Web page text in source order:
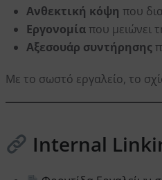
Ανθεκτική κόψη που
Εργονομίαπου μειώνει
Αξεσουάρ συντήρησης
Με το σωστό εργαλείο, το
Internal